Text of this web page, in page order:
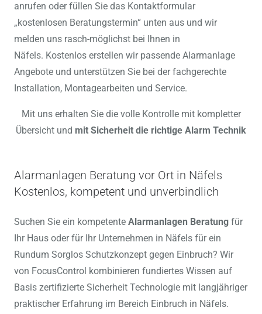
anrufen oder füllen Sie das Kontaktformular
„kostenlosen Beratungstermin“ unten aus und wir
melden uns rasch-möglichst bei Ihnen in
Näfels. Kostenlos erstellen wir passende Alarmanlage
Angebote und unterstützen Sie bei der fachgerechte
Installation, Montagearbeiten und Service.
Mit uns erhalten Sie die volle Kontrolle mit kompletter
Übersicht und mit Sicherheit die richtige Alarm Technik
Alarmanlagen Beratung vor Ort in Näfels
Kostenlos, kompetent und unverbindlich
Suchen Sie ein kompetente Alarmanlagen Beratung für
Ihr Haus oder für Ihr Unternehmen in Näfels für ein
Rundum Sorglos Schutzkonzept gegen Einbruch? Wir
von FocusControl kombinieren fundiertes Wissen auf
Basis zertifizierte Sicherheit Technologie mit langjähriger
praktischer Erfahrung im Bereich Einbruch in Näfels.